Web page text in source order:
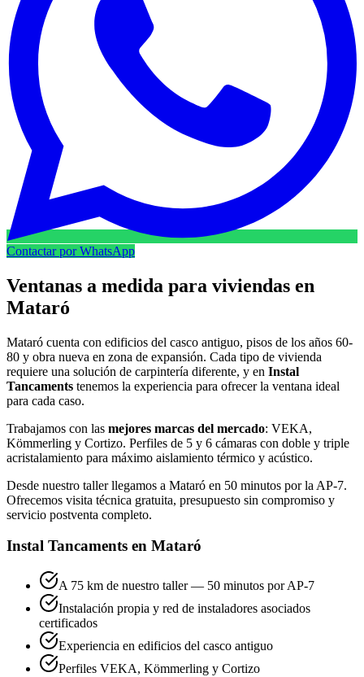
Contactar por WhatsApp
Ventanas a medida para viviendas en
Mataró
Mataró cuenta con edificios del casco antiguo, pisos de los años 60-
80 y obra nueva en zona de expansión. Cada tipo de vivienda
requiere una solución de carpintería diferente, y en Instal
Tancaments tenemos la experiencia para ofrecer la ventana ideal
para cada caso.
Trabajamos con las mejores marcas del mercado: VEKA,
Kömmerling y Cortizo. Perfiles de 5 y 6 cámaras con doble y triple
acristalamiento para máximo aislamiento térmico y acústico.
Desde nuestro taller llegamos a Mataró en 50 minutos por la AP-7.
Ofrecemos visita técnica gratuita, presupuesto sin compromiso y
servicio postventa completo.
Instal Tancaments en Mataró
A 75 km de nuestro taller — 50 minutos por AP-7
Instalación propia y red de instaladores asociados
certificados
Experiencia en edificios del casco antiguo
Perfiles VEKA, Kömmerling y Cortizo